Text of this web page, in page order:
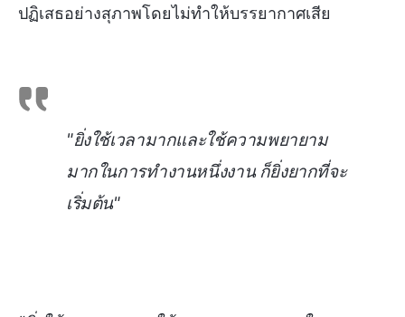
ปฏิเสธอย่างสุภาพโดยไม่ทำให้บรรยากาศเสีย
"ยิ่งใช้เวลามากและใช้ความพยายาม
มากในการทำงานหนึ่งงาน ก็ยิ่งยากที่จะ
เริ่มต้น"